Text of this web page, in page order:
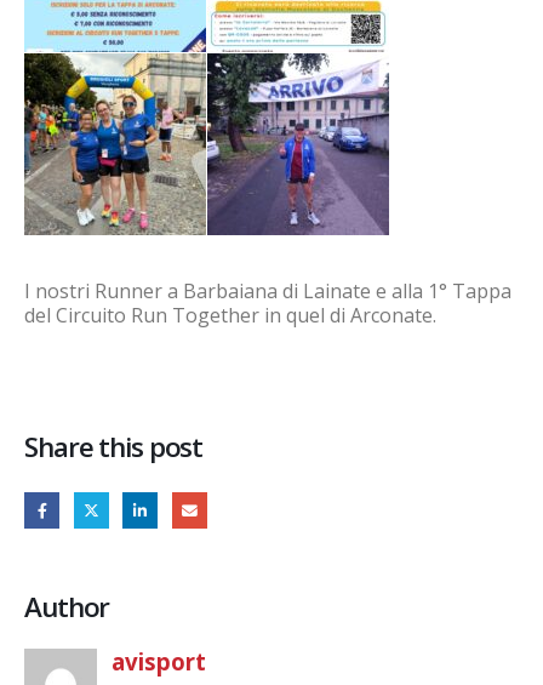
I nostri Runner a Barbaiana di Lainate e alla 1° Tappa
del Circuito Run Together in quel di Arconate.
Share this post
Author
avisport